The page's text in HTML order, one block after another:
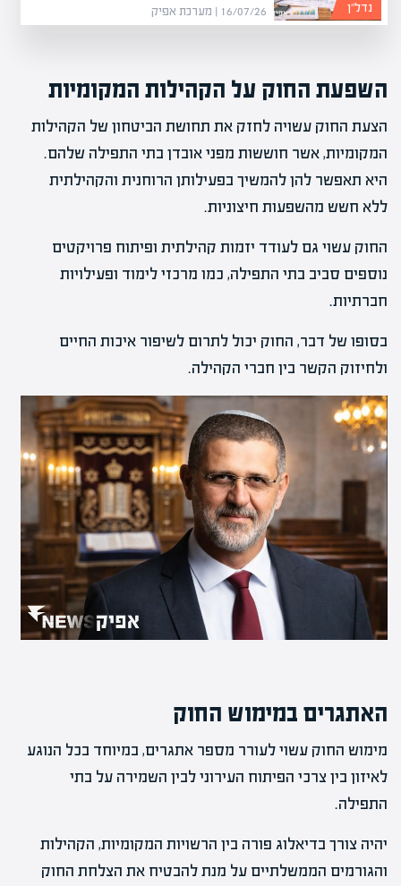
16/07/26 | מערכת אפיק נדל”ן
השפעת החוק על הקהילות המקומיות
הצעת החוק עשויה לחזק את תחושת הביטחון של הקהילות
המקומיות, אשר חוששות מפני אובדן בתי התפילה שלהם.
היא תאפשר להן להמשיך בפעילותן הרוחנית והקהילתית
ללא חשש מהשפעות חיצוניות.
החוק עשוי גם לעודד יזמות קהילתית ופיתוח פרויקטים
נוספים סביב בתי התפילה, כמו מרכזי לימוד ופעילויות
חברתיות.
בסופו של דבר, החוק יכול לתרום לשיפור איכות החיים
ולחיזוק הקשר בין חברי הקהילה.
האתגרים במימוש החוק
מימוש החוק עשוי לעורר מספר אתגרים, במיוחד בכל הנוגע
לאיזון בין צרכי הפיתוח העירוני לבין השמירה על בתי
התפילה.
יהיה צורך בדיאלוג פורה בין הרשויות המקומיות, הקהילות
והגורמים הממשלתיים על מנת להבטיח את הצלחת החוק